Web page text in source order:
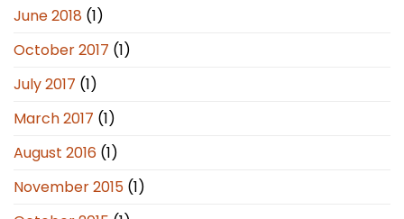
June 2018 (1)
October 2017 (1)
July 2017 (1)
March 2017 (1)
August 2016 (1)
November 2015 (1)